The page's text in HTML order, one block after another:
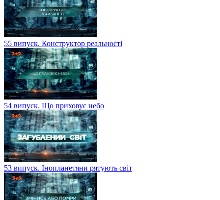
55 випуск. Конструктор реальності
54 випуск. Що приховує небо
53 випуск. Інопланетяни рятують світ